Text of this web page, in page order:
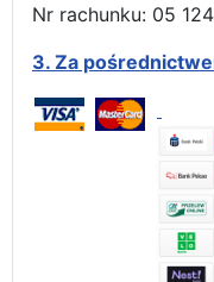
Nr rachunku: 05
3. Za